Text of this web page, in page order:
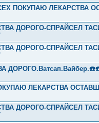
ПОКУПАЮ
ДОРОГО-СПРАЙСЕЛ
ДОРОГО-СПРАЙСЕЛ
ЛЕКАРСТВА
ДОРОГО-СПРАЙСЕЛ